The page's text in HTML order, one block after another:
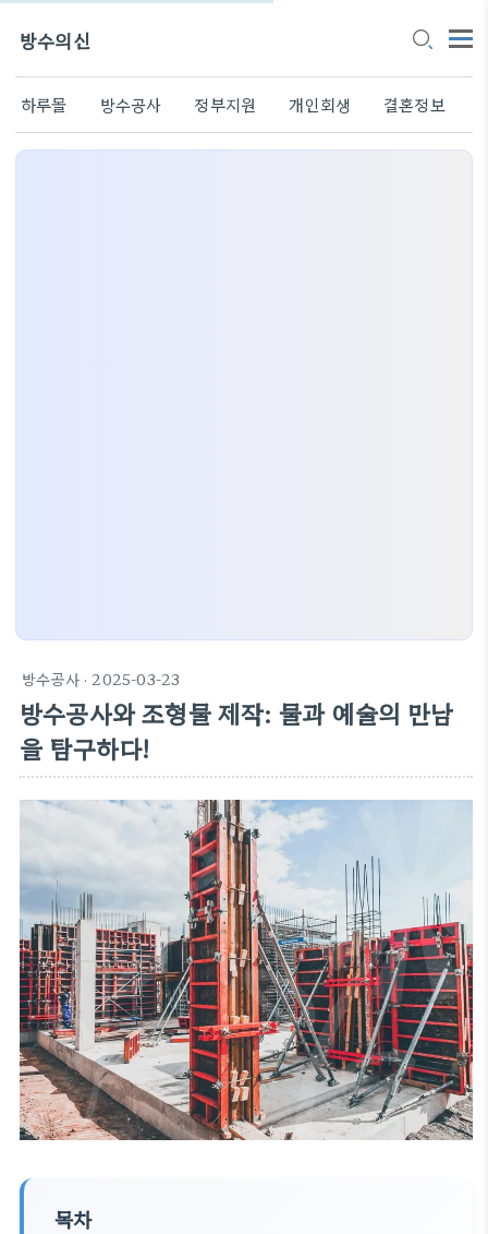
방수의신
하루몰 방수공사 정부지원 개인회생 결혼정보
방수공사· 2025-03-23
방수공사와 조형물 제작: 물과 예술의 만남
을 탐구하다!
목차